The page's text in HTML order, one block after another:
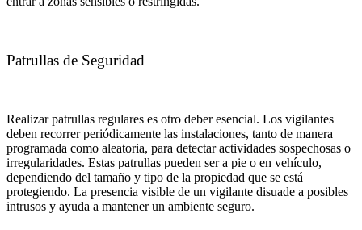
Patrullas de Seguridad
Realizar patrullas regulares es otro deber esencial. Los vigilantes
deben recorrer periódicamente las instalaciones, tanto de manera
programada como aleatoria, para detectar actividades sospechosas o
irregularidades. Estas patrullas pueden ser a pie o en vehículo,
dependiendo del tamaño y tipo de la propiedad que se está
protegiendo. La presencia visible de un vigilante disuade a posibles
intrusos y ayuda a mantener un ambiente seguro.